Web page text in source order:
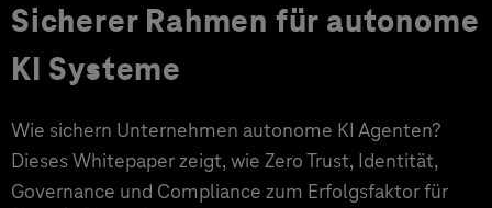
Sicherer Rahmen für autonome
KI Systeme
Wie sichern Unternehmen autonome KI Agenten?
Dieses Whitepaper zeigt, wie Zero Trust, Identität,
Governance und Compliance zum Erfolgsfaktor für